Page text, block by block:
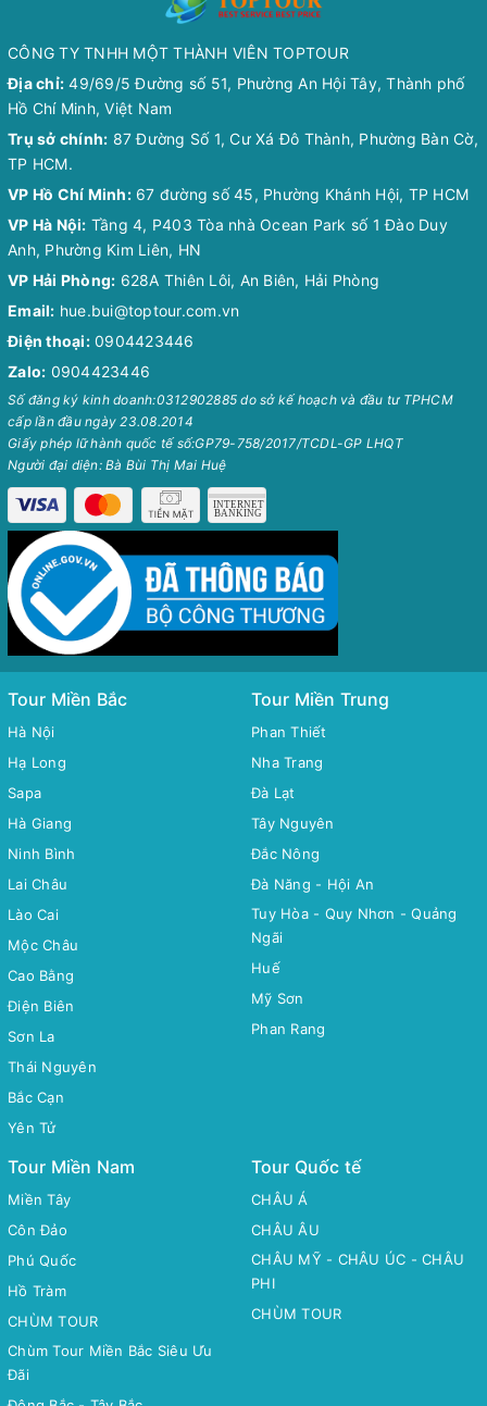
CÔNG TY TNHH MỘT THÀNH VIÊN TOPTOUR
Địa chỉ: 49/69/5 Đường số 51, Phường An Hội Tây, Thành phố
Hồ Chí Minh, Việt Nam
Trụ sở chính: 87 Đường Số 1, Cư Xá Đô Thành, Phường Bàn Cờ,
TP HCM.
VP Hồ Chí Minh: 67 đường số 45, Phường Khánh Hội, TP HCM
VP Hà Nội: Tầng 4, P403 Tòa nhà Ocean Park số 1 Đào Duy
Anh, Phường Kim Liên, HN
VP Hải Phòng: 628A Thiên Lôi, An Biên, Hải Phòng
Email: hue.bui@toptour.com.vn
Điện thoại: 0904423446
Zalo: 0904423446
Số đăng ký kinh doanh:0312902885 do sở kế hoạch và đầu tư TPHCM
cấp lần đầu ngày 23.08.2014
Giấy phép lữ hành quốc tế số:GP79-758/2017/TCDL-GP LHQT
Người đại diện: Bà Bùi Thị Mai Huệ
Tour Miền Bắc
Hà Nội
Hạ Long
Sapa
Hà Giang
Ninh Bình
Lai Châu
Lào Cai
Mộc Châu
Cao Bằng
Điện Biên
Sơn La
Thái Nguyên
Bắc Cạn
Yên Tử
Tour Miền Trung
Phan Thiết
Nha Trang
Đà Lạt
Tây Nguyên
Đắc Nông
Đà Năng - Hội An
Tuy Hòa - Quy Nhơn - Quảng
Ngãi
Huế
Mỹ Sơn
Phan Rang
Tour Miền Nam
Miền Tây
Côn Đảo
Phú Quốc
Hồ Tràm
CHÙM TOUR
Chùm Tour Miền Bắc Siêu Ưu
Đãi
Tour Quốc tế
CHÂU Á
CHÂU ÂU
CHÂU MỸ - CHÂU ÚC - CHÂU
PHI
CHÙM TOUR